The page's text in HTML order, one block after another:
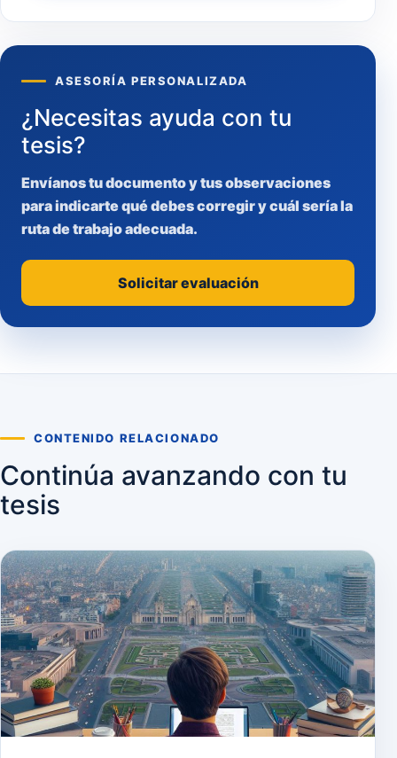
ASESORÍA PERSONALIZADA
¿Necesitas ayuda con tu
tesis?
Envíanos tu documento y tus observaciones
para indicarte qué debes corregir y cuál sería la
ruta de trabajo adecuada.
Solicitar evaluación
CONTENIDO RELACIONADO
Continúa avanzando con tu
tesis